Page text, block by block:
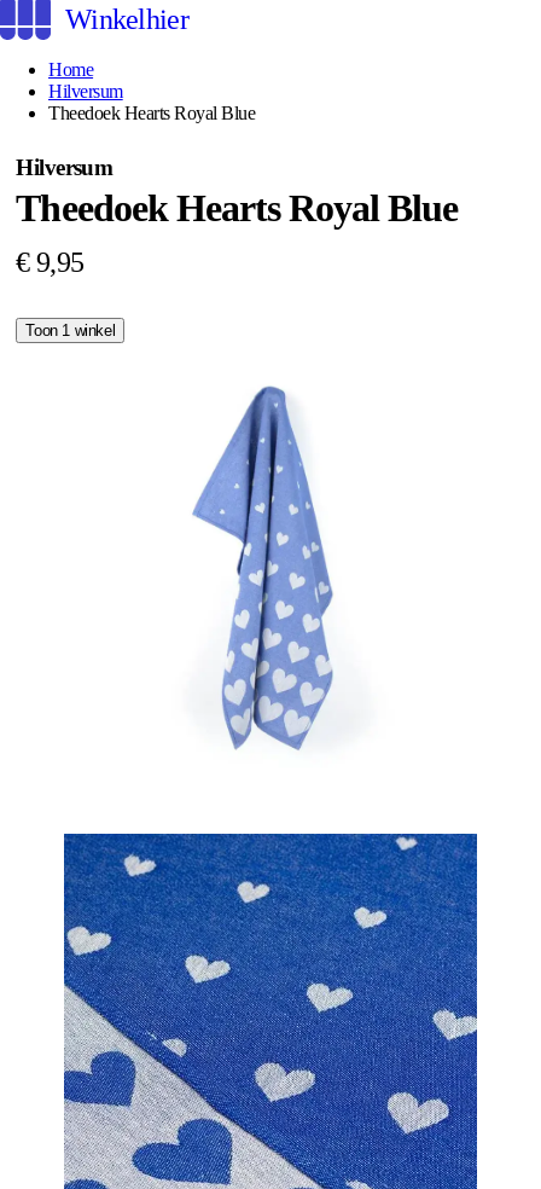
Winkelhier
Home
Hilversum
Theedoek Hearts Royal Blue
Hilversum
Theedoek Hearts Royal Blue
€ 9,95
Toon 1 winkel